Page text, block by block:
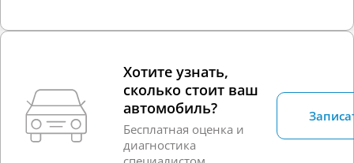
Хотите узнать,
сколько стоит ваш
автомобиль?
Бесплатная оценка и
диагностика